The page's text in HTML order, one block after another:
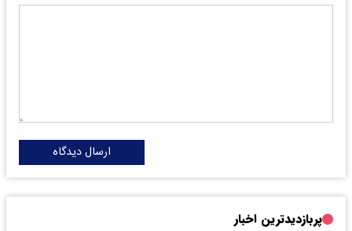
ارسال دیدگاه
پربازدیدترین اخبار